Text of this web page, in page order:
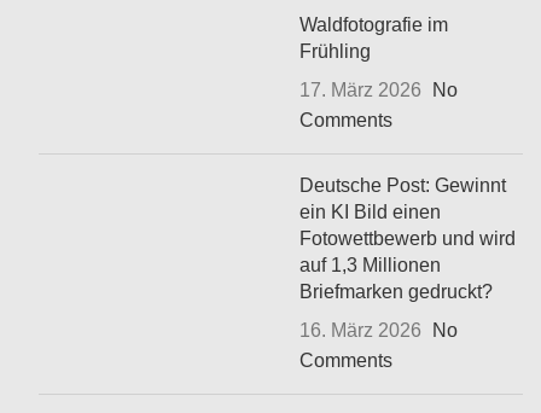
Waldfotografie im
Frühling
17. März 2026
No
Comments
Deutsche Post: Gewinnt
ein KI Bild einen
Fotowettbewerb und wird
auf 1,3 Millionen
Briefmarken gedruckt?
16. März 2026
No
Comments